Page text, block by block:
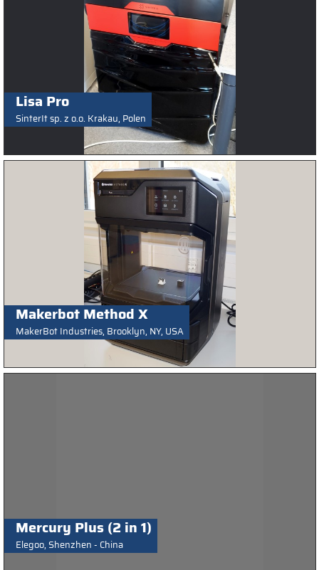
Lisa Pro
SinterIt sp. z o.o. Krakau, Polen
Makerbot Method X
MakerBot Industries, Brooklyn, NY, USA
Mercury Plus (2 in 1)
Elegoo, Shenzhen - China